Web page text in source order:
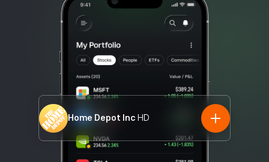
Home Depot Inc HD